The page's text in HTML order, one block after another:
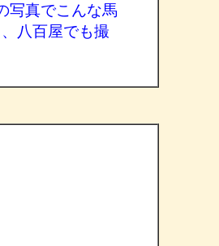
写真でこんな馬
八百屋でも撮